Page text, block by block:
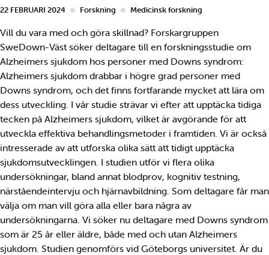
22 FEBRUARI 2024 Forskning Medicinsk forskning
Vill du vara med och göra skillnad? Forskargruppen
SweDown-Väst söker deltagare till en forskningsstudie om
Alzheimers sjukdom hos personer med Downs syndrom:
Alzheimers sjukdom drabbar i högre grad personer med
Downs syndrom, och det finns fortfarande mycket att lära om
dess utveckling. I vår studie strävar vi efter att upptäcka tidiga
tecken på Alzheimers sjukdom, vilket är avgörande för att
utveckla effektiva behandlingsmetoder i framtiden. Vi är också
intresserade av att utforska olika sätt att tidigt upptäcka
sjukdomsutvecklingen. I studien utför vi flera olika
undersökningar, bland annat blodprov, kognitiv testning,
närståendeintervju och hjärnavbildning. Som deltagare får man
välja om man vill göra alla eller bara några av
undersökningarna. Vi söker nu deltagare med Downs syndrom
som är 25 år eller äldre, både med och utan Alzheimers
sjukdom. Studien genomförs vid Göteborgs universitet. Är du